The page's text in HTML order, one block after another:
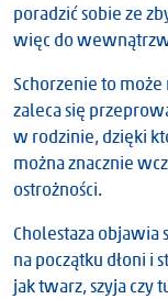
poradzić sobie ze
więc do
Schorzenie to
zaleca się
w rodzinie, dzięki
można znacznie
ostrożności.
Cholestaza objawia
na początku dłoni i
jak twarz, szyja czy